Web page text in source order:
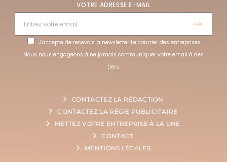
VOTRE ADRESSE E-MAIL
J'accepte de recevoir la newsletter Le courrier des entreprises.
Nous nous engageons à ne jamais communiquer votre email à des
tiers.
CONTACTEZ LA RÉDACTION
CONTACTEZ LA RÉGIE PUBLICITAIRE
METTEZ VOTRE ENTREPRISE À LA UNE
CONTACT
MENTIONS LÉGALES